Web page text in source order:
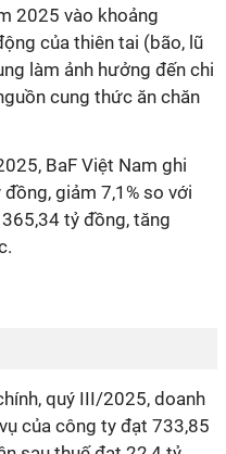
2025 vào khoảng
của thiên tai (bão, lũ
làm ảnh hưởng đến chi
cung thức ăn chăn
BaF Việt Nam ghi
giảm 7,1% so với
tỷ đồng, tăng
quý III/2025, doanh
của công ty đạt 733,85